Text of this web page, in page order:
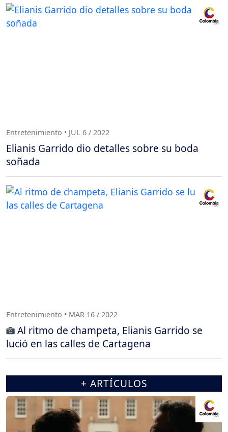
Entretenimiento • JUL 6 / 2022
Elianis Garrido dio detalles sobre su boda
soñada
Entretenimiento • MAR 16 / 2022
Al ritmo de champeta, Elianis Garrido se
lució en las calles de Cartagena
+ ARTÍCULOS